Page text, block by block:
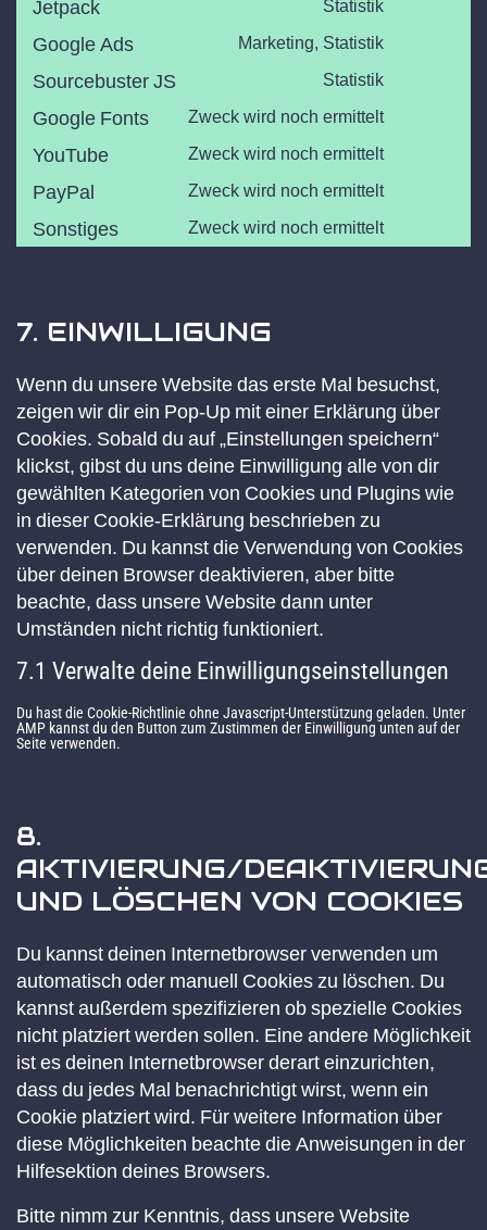
Jetpack Statistik
Google Ads Marketing, Statistik
Sourcebuster JS Statistik
Google Fonts Zweck wird noch ermittelt
YouTube Zweck wird noch ermittelt
PayPal Zweck wird noch ermittelt
paypal
Sonstiges Zweck wird noch ermittelt
to
7. EINWILLIGUNG
Wenn du unsere Website das erste Mal besuchst,
zeigen wir dir ein Pop-Up mit einer Erklärung über
Cookies. Sobald du auf „Einstellungen speichern“
klickst, gibst du uns deine Einwilligung alle von dir
gewählten Kategorien von Cookies und Plugins wie
in dieser Cookie-Erklärung beschrieben zu
verwenden. Du kannst die Verwendung von Cookies
über deinen Browser deaktivieren, aber bitte
beachte, dass unsere Website dann unter
Umständen nicht richtig funktioniert.
7.1 Verwalte deine Einwilligungseinstellungen
Du hast die Cookie-Richtlinie ohne Javascript-Unterstützung geladen. Unter
AMP kannst du den Button zum Zustimmen der Einwilligung unten auf der
Seite verwenden.
8.
AKTIVIERUNG/
UND LÖSCHEN VON COOKIES
Du kannst deinen Internetbrowser verwenden um
automatisch oder manuell Cookies zu löschen. Du
kannst außerdem spezifizieren ob spezielle Cookies
nicht platziert werden sollen. Eine andere Möglichkeit
ist es deinen Internetbrowser derart einzurichten,
dass du jedes Mal benachrichtigt wirst, wenn ein
Cookie platziert wird. Für weitere Information über
diese Möglichkeiten beachte die Anweisungen in der
Hilfesektion deines Browsers.
Bitte nimm zur Kenntnis, dass unsere Website